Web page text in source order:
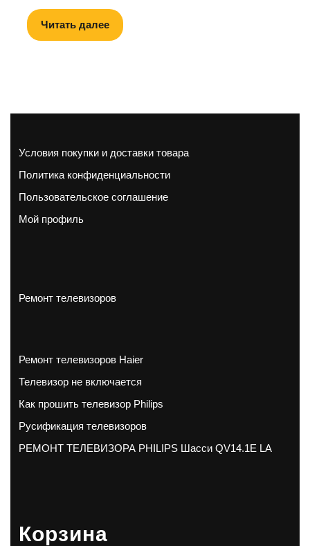
Читать далее
Условия покупки и доставки товара
Политика конфиденциальности
Пользовательское соглашение
Мой профиль
Ремонт телевизоров
Ремонт телевизоров Haier
Телевизор не включается
Как прошить телевизор Philips
Русификация телевизоров
РЕМОНТ ТЕЛЕВИЗОРА PHILIPS Шасси QV14.1E LA
Корзина